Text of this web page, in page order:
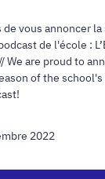
vous annoncer
de l'école :
We are proud to
of the school's
2022